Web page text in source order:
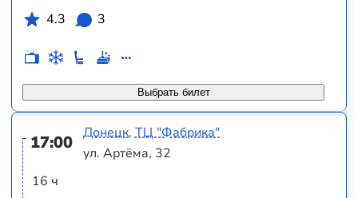
Выбрать билет
4.3
3
17:00
16 ч
Донецк, ТЦ "Фабрика"
ул. Артёма, 32